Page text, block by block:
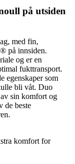
på utsiden
med fin,
på innsiden.
og er en
fukttransport.
egenskaper som
bli våt. Duo
sin komfort og
de beste
komfort for